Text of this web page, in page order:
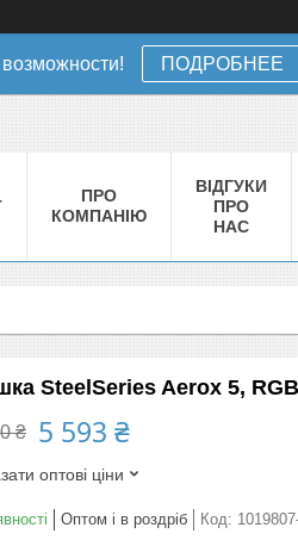
ПОДРОБНЕЕ
ПРО
КОМПАНІЮ
ВІДГУКИ
ПРО
НАС
SteelSeries Aerox 5,
₴ 5 593 ₴
оптові ціни
Оптом і в роздріб Код: